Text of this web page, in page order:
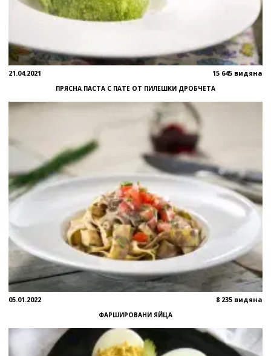
21.04.2021 15 645 видяна
ПРЯСНА ПАСТА С ПАТЕ ОТ ПИЛЕШКИ ДРОБЧЕТА
05.01.2022 8 235 видяна
ФАРШИРОВАНИ ЯЙЦА